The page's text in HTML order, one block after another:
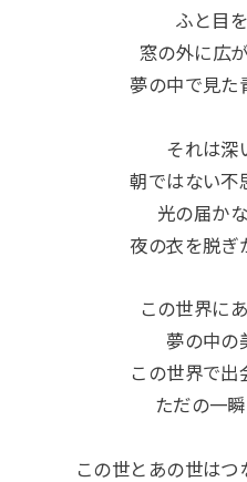
ふと目
窓の外に広
夢の中で見た
それは深
朝ではない不
光の届か
夜の衣を脱ぎ
この世界に
夢の中の
この世界で出
ただの一
この世とあの世はつ